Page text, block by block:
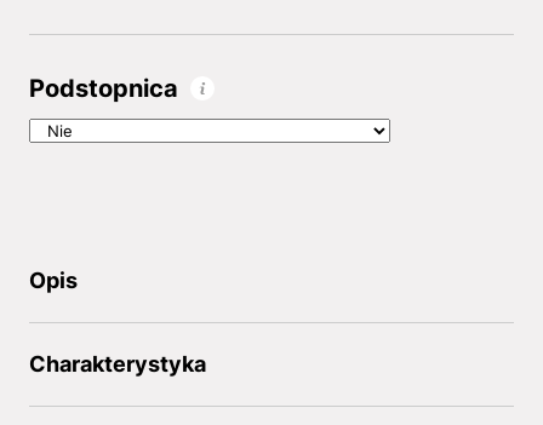
Podstopnica
Opis
Charakterystyka